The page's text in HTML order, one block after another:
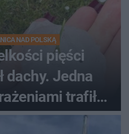
NAD POLSKĄ
pięści
dachy. Jedna
trafiła
szpitala